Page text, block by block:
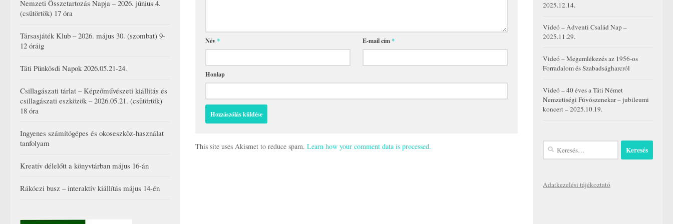
Név* E-mail cím*
Honlap
This site uses Akismet to reduce spam. Learn how your comment data is processed.
Nemzeti Összetartozás Napja – 2026. június 4.
(csütörtök) 17 óra
Társasjáték Klub – 2026. május 30. (szombat) 9-
12 óráig
Táti Pünkösdi Napok 2026.05.21-24.
Csillagászati tárlat – Képzőművészeti kiállítás és
csillagászati eszközök – 2026.05.21. (csütörtök)
18 óra
Ingyenes számítógépes és okoseszköz-használat
tanfolyam
Kreatív délelőtt a könyvtárban május 16-án
Rákóczi busz – interaktív kiállítás május 14-én
2025.12.14.
Videó – Adventi Család Nap –
2025.11.29.
Videó – Megemlékezés az 1956-os
Forradalom és Szabadságharcról
Videó – 40 éves a Táti Német
Nemzetiségi Fúvószenekar – jubileumi
koncert – 2025.10.19.
Keresés:
Adatkezelési tájékoztató